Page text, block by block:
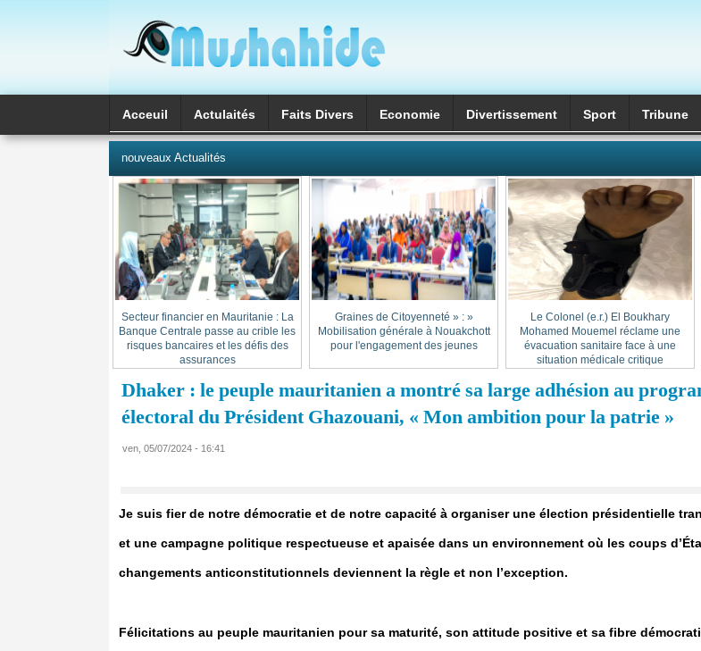
Acceuil Actulaités Faits Divers Economie Divertissement Sport Tribune
nouveaux Actualités
Le Colonel (e.r.) El Boukhary
Mohamed Mouemel réclame une
évacuation sanitaire face à une
situation médicale critique
« Graines de Citoyenneté » :
Mobilisation générale à Nouakchott
pour l'engagement des jeunes
Secteur financier en Mauritanie : La
Banque Centrale passe au crible les
risques bancaires et les défis des
assurances
Dhaker : le peuple mauritanien a montré sa large adhésion au
électoral du Président Ghazouani, « Mon ambition pour la patrie »
ven, 05/07/2024 - 16:41
Je suis fier de notre démocratie et de notre capacité à organiser une élection présidentielle
et une campagne politique respectueuse et apaisée dans un environnement où les coups
changements anticonstitutionnels deviennent la règle et non l’exception.
Félicitations au peuple mauritanien pour sa maturité, son attitude positive et sa fibre